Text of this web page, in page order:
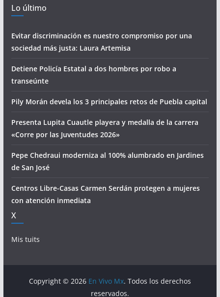
Lo último
Evitar discriminación es nuestro compromiso por una
sociedad más justa: Laura Artemisa
Detiene Policía Estatal a dos hombres por robo a
transeúnte
Pily Morán devela los 3 principales retos de Puebla capital
Presenta Lupita Cuautle playera y medalla de la carrera
«Corre por las Juventudes 2026»
Pepe Chedraui moderniza al 100% alumbrado en Jardines
de San José
Centros Libre-Casas Carmen Serdán protegen a mujeres
con atención inmediata
X
Mis tuits
Copyright © 2026 En Vivo Mx. Todos los derechos
reservados.